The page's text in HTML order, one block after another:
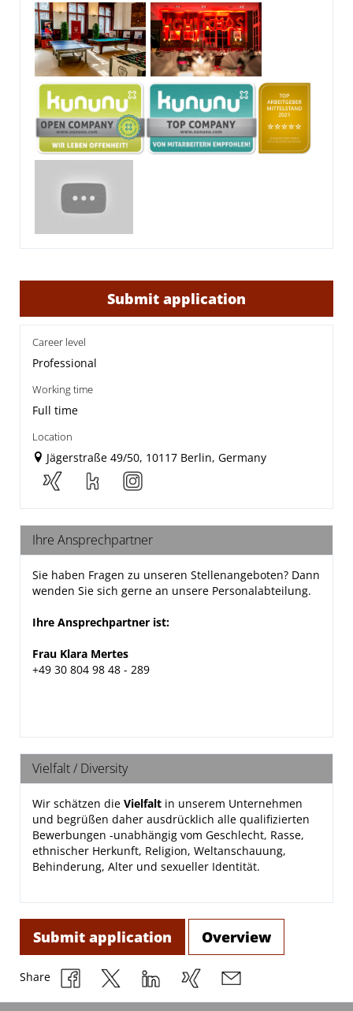
Submit application
Career level
Professional
Working time
Full time
Location
Jägerstraße 49/50, 10117 Berlin, Germany
Ihre Ansprechpartner
Sie haben Fragen zu unseren Stellenangeboten? Dann
wenden Sie sich gerne an unsere Personalabteilung.
Ihre Ansprechpartner ist:
Frau Klara Mertes
+49 30 804 98 48 - 289
Vielfalt / Diversity
Wir schätzen die Vielfalt in unserem Unternehmen
und begrüßen daher ausdrücklich alle qualifizierten
Bewerbungen -unabhängig vom Geschlecht, Rasse,
ethnischer Herkunft, Religion, Weltanschauung,
Behinderung, Alter und sexueller Identität.
Submit application Overview
Share